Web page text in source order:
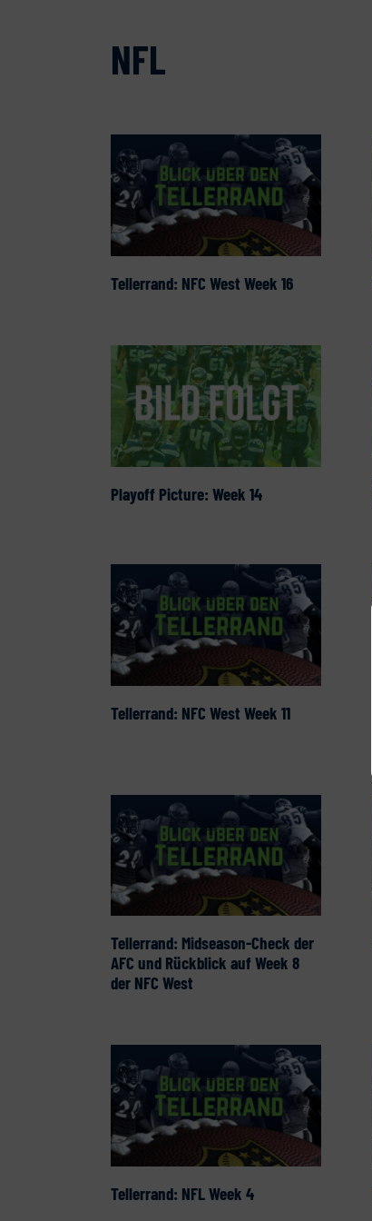
NFL
Tellerrand: NFC West Week 16
Playoff Picture: Week 14
Tellerrand: NFC West Week 11
Tellerrand: Midseason-Check der
AFC und Rückblick auf Week 8
der NFC West
Tellerrand: NFL Week 4